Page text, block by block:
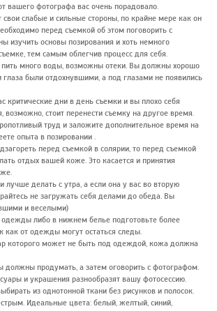
вашего фотографа вас очень порадовало.
слабые и сильные стороны, по крайне мере как он
перед съемкой об этом поговорить с
изучить основы позирования и хоть немного
тем самым облегчив процесс для себя.
пить много воды, возможны отеки. Вы должны хорошо
глаза были отдохнувшими, а под глазами не появились
критические дни в день съемки и вы плохо себя
возможно, стоит перенести съемку на другое время.
труд и заложите дополнительное время на
опыта в позировании .
перед съемкой в солярии, то перед съемкой
отдых вашей коже. Это касается и принятия
лучше делать с утра, а если она у вас во вторую
не загружать себя делами до обеда. Вы
и веселыми)
одежды либо в нижнем белье подготовьте более
как от одежды могут остаться следы.
которого может не быть под одеждой, кожа должна
должны продумать, а затем оговорить с фотографом.
и украшения разнообразят вашу фотосессию.
из однотонной ткани без рисунков и полосок.
Идеальные цвета: белый, желтый, синий,